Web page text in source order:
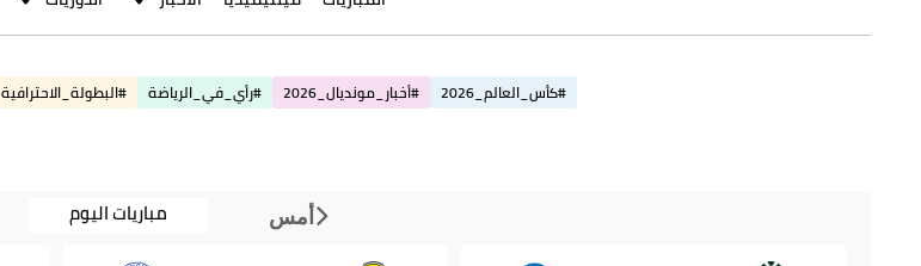
#كأس_العالم_2026 #أخبار_مونديال_2026 #رأي_في_الرياضة #البطولة_الاحترافية
أمس مباريات اليوم